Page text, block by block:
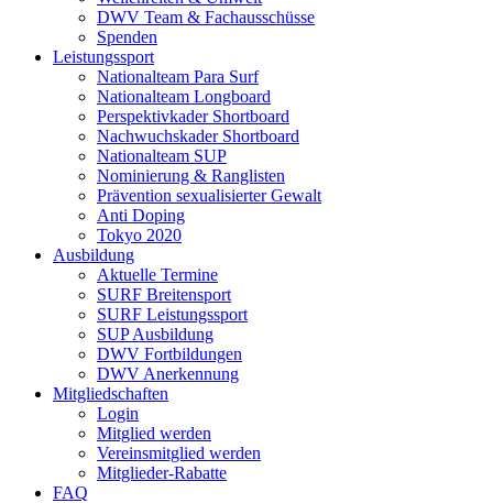
DWV Team & Fachausschüsse
Spenden
Leistungssport
Nationalteam Para Surf
Nationalteam Longboard
Perspektivkader Shortboard
Nachwuchskader Shortboard
Nationalteam SUP
Nominierung & Ranglisten
Prävention sexualisierter Gewalt
Anti Doping
Tokyo 2020
Ausbildung
Aktuelle Termine
SURF Breitensport
SURF Leistungssport
SUP Ausbildung
DWV Fortbildungen
DWV Anerkennung
Mitgliedschaften
Login
Mitglied werden
Vereinsmitglied werden
Mitglieder-Rabatte
FAQ